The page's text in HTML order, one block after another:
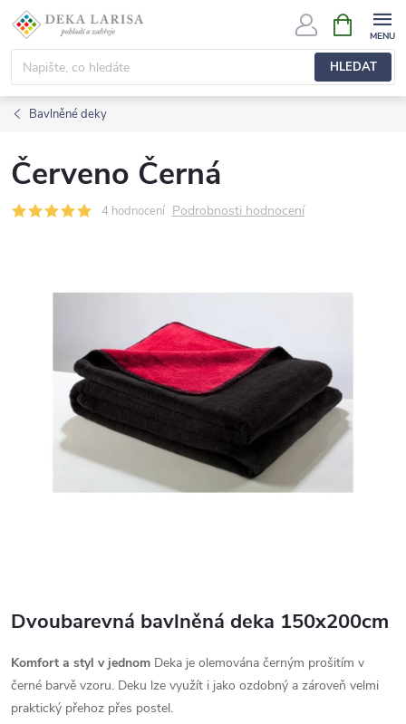
Přejít
obsah
HLEDAT
NÁKUPNÍ
KOŠÍK
Bavlněné deky
Červeno Černá
4 hodnocení Podrobnosti hodnocení
Dvoubarevná bavlněná deka 150x200cm
Komfort a styl v jednom Deka je olemována černým prošitím v
černé barvě vzoru. Deku lze využít i jako ozdobný a zároveň velmi
praktický přehoz přes postel.